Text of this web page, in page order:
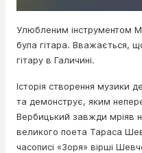
Улюбленим інструментом
була гітара. Вважається,
гітару в Галичині.
Історія створення музики
та демонструє, яким
Вербицький завжди мріяв
великого поета Тараса
часописі «Зоря» вірші